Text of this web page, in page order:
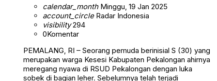
calendar_monthMinggu, 19 Jan 2025
account_circleRadar Indonesia
visibility294
0Komentar
PEMALANG, RI – Seorang pemuda berinisial S (30) yang
merupakan warga Kesesi Kabupaten Pekalongan ahirnya
meregang nyawa di RSUD Pekalongan dengan luka
sobek di bagian leher. Sebelumnya telah terjadi